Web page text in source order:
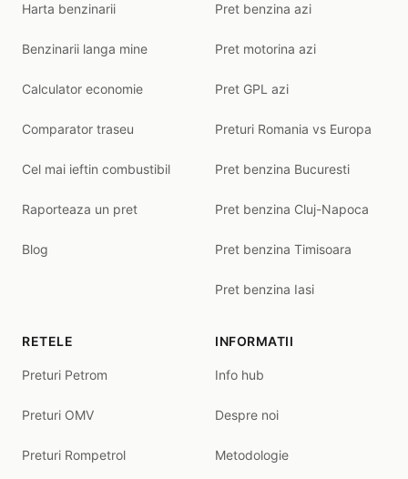
Harta benzinarii
Benzinarii langa mine
Calculator economie
Comparator traseu
Cel mai ieftin combustibil
Raporteaza un pret
Blog
Pret benzina azi
Pret motorina azi
Pret GPL azi
Preturi Romania vs Europa
Pret benzina Bucuresti
Pret benzina Cluj-Napoca
Pret benzina Timisoara
Pret benzina Iasi
RETELE
Preturi Petrom
Preturi OMV
Preturi Rompetrol
INFORMATII
Info hub
Despre noi
Metodologie